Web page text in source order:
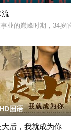
向疏远的哥哥借了钱
流
业的巅峰时期，34岁
HD国语
大后，我就成为你